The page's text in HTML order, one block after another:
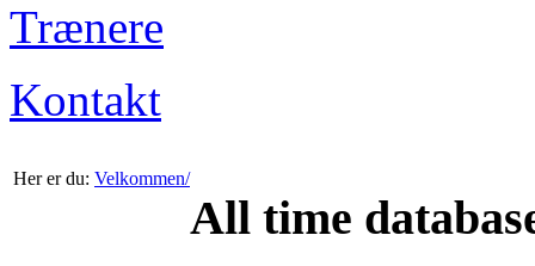
Trænere
Kontakt
Her er du: Velkommen/
All time